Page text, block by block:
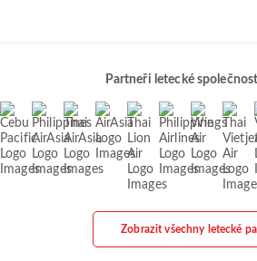
Partneři letecké
Zobrazit všechny letecké